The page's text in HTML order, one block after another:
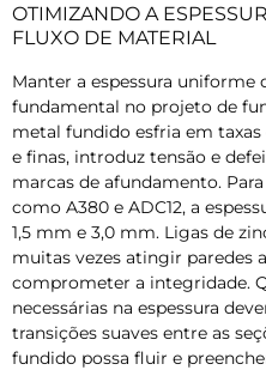
OTIMIZANDO A
FLUXO DE MATERIAL
Manter a espessura
fundamental no projeto de
metal fundido esfria em
e finas, introduz tensão e
marcas de afundamento.
como A380 e ADC12, a
1,5 mm e 3,0 mm. Ligas de
muitas vezes atingir paredes
comprometer a integridade.
necessárias na espessura
transições suaves entre as
fundido possa fluir e